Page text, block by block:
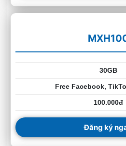
30GB
Free Facebook,
100.000đ
Đăng ký